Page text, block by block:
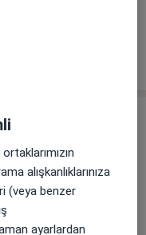
alışkanlıklarınıza
(veya benzer
ayarlardan